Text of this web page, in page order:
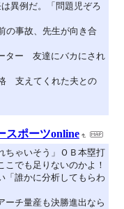
異例だ。「問題児ぞろ
事故、先生が向き合
ター 友達にバカにされ
支えてくれた夫との
スポーツonline
ちゃいそう」ＯＢ本塁打
でも足りないのかよ！
「誰かに分析してもらわ
ーチ量産も決勝進出なら